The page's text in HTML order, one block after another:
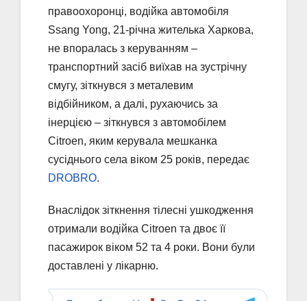
правоохоронці, водійка автомобіля
Ssang Yong, 21-річна жителька Харкова,
не впоралась з керуванням –
транспортний засіб виїхав на зустрічну
смугу, зіткнувся з металевим
відбійником, а далі, рухаючись за
інерцією – зіткнувся з автомобілем
Citroen, яким керувала мешканка
сусіднього села віком 25 років, передає
DROBRO.
Внаслідок зіткнення тілесні ушкодження
отримали водійка Citroen та двоє її
пасажирок віком 52 та 4 роки. Вони були
доставлені у лікарню.